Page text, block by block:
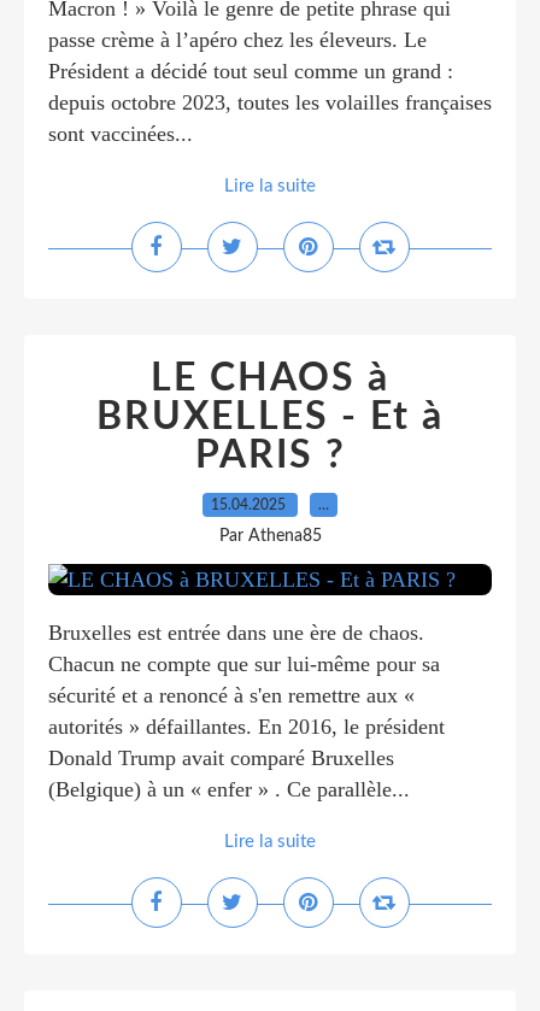
Macron ! » Voilà le genre de petite phrase qui
passe crème à l’apéro chez les éleveurs. Le
Président a décidé tout seul comme un grand :
depuis octobre 2023, toutes les volailles françaises
sont vaccinées...
Lire la suite
LE CHAOS à
BRUXELLES - Et à
PARIS ?
15.04.2025 …
Par Athena85
Bruxelles est entrée dans une ère de chaos.
Chacun ne compte que sur lui-même pour sa
sécurité et a renoncé à s'en remettre aux «
autorités » défaillantes. En 2016, le président
Donald Trump avait comparé Bruxelles
(Belgique) à un « enfer » . Ce parallèle...
Lire la suite